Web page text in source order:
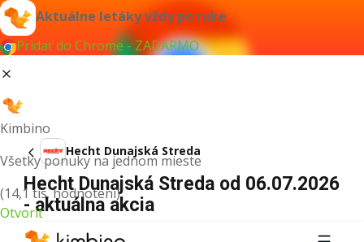
Aktuálne letáky vždy po ruke
Pridať do Chrome - ZADARMO
Kimbino
Všetky ponuky na jednom mieste
(14,1 tis. hodnotení)
Otvoriť
Hecht Dunajská Streda
Hecht Dunajská Streda od 06.07.2026
- aktuálna akcia